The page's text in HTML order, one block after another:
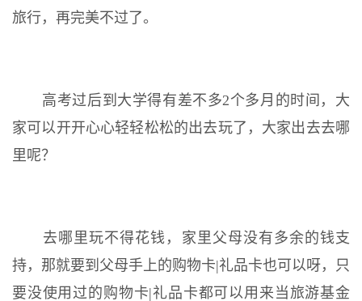
旅行，再完美不过了。
高考过后到大学得有差不多2个多月的时间，大
家可以开开心心轻轻松松的出去玩了，大家出去去哪
里呢？
去哪里玩不得花钱，家里父母没有多余的钱支
持，那就要到父母手上的购物卡|礼品卡也可以呀，只
要没使用过的购物卡|礼品卡都可以用来当旅游基金